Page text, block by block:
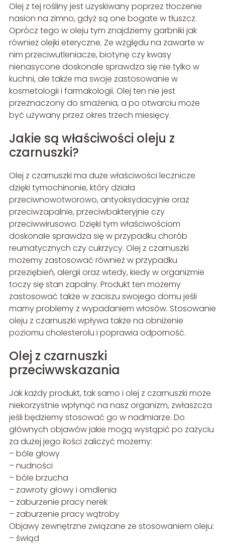
Olej z tej rośliny jest uzyskiwany poprzez tłoczenie
nasion na zimno, gdyż są one bogate w tłuszcz.
Oprócz tego w oleju tym znajdziemy garbniki jak
również olejki eteryczne. Ze względu na zawarte w
nim przeciwutleniacze, biotynę czy kwasy
nienasycone doskonale sprawdza się nie tylko w
kuchni, ale także ma swoje zastosowanie w
kosmetologii i farmakologii. Olej ten nie jest
przeznaczony do smażenia, a po otwarciu może
być używany przez okres trzech miesięcy.
Jakie są właściwości oleju z
czarnuszki?
Olej z czarnuszki ma duże właściwości lecznicze
dzięki tymochinonie, który działa
przeciwnowotworowo, antyoksydacyjnie oraz
przeciwzapalnie, przeciwbakteryjnie czy
przeciwwirusowo. Dzięki tym właściwościom
doskonale sprawdza się w przypadku chorób
reumatycznych czy cukrzycy. Olej z czarnuszki
możemy zastosować również w przypadku
przeziębień, alergii oraz wtedy, kiedy w organizmie
toczy się stan zapalny. Produkt ten możemy
zastosować także w zaciszu swojego domu jeśli
mamy problemy z wypadaniem włosów. Stosowanie
oleju z czarnuszki wpływa także na obniżenie
poziomu cholesterolu i poprawia odporność.
Olej z czarnuszki
przeciwwskazania
Jak każdy produkt, tak samo i olej z czarnuszki może
niekorzystnie wpłynąć na nasz organizm, zwłaszcza
jeśli będziemy stosować go w nadmiarze. Do
głównych objawów jakie mogą wystąpić po zażyciu
za dużej jego ilości zaliczyć możemy:
– bóle głowy
– nudności
– bóle brzucha
– zawroty głowy i omdlenia
– zaburzenie pracy nerek
– zaburzenie pracy wątroby
Objawy zewnętrzne związane ze stosowaniem oleju:
– świąd